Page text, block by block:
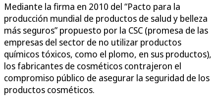
Mediante la firma en 2010 del “Pacto para la
producción mundial de productos de salud y belleza
más seguros” propuesto por la CSC (promesa de las
empresas del sector de no utilizar productos
químicos tóxicos, como el plomo, en sus productos),
los fabricantes de cosméticos contrajeron el
compromiso público de asegurar la seguridad de los
productos cosméticos.